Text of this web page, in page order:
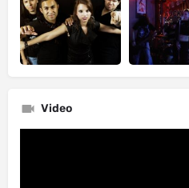
Video